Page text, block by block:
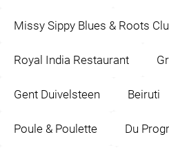
Missy Sippy Blues & Roots
Royal India Restaurant
Gent Duivelsteen Beiruti
Poule & Poulette Du